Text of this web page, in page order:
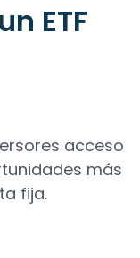
ETF
acceso
más
fija.